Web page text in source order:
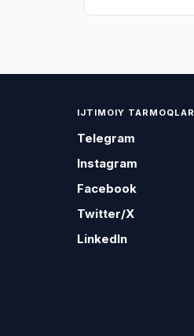
IJTIMOIY TARMOQLAR
Telegram
Instagram
Facebook
Twitter/X
LinkedIn